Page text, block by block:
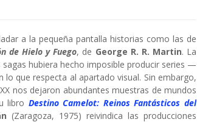
a la pequeña pantalla historias como las de
de Hielo y Fuego, de George R. R. Martin. La
hubiera hecho imposible producir series —
que respecta al apartado visual. Sin embargo,
nos dejaron abundantes muestras de mundos
libro Destino Camelot: Reinos Fantásticos del
(Zaragoza, 1975) reivindica las producciones